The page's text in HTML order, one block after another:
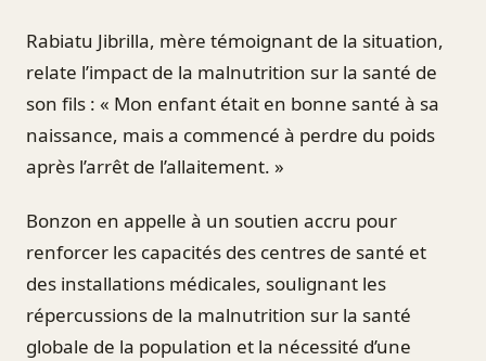
Rabiatu Jibrilla, mère témoignant de la situation,
relate l’impact de la malnutrition sur la santé de
son fils : « Mon enfant était en bonne santé à sa
naissance, mais a commencé à perdre du poids
après l’arrêt de l’allaitement. »
Bonzon en appelle à un soutien accru pour
renforcer les capacités des centres de santé et
des installations médicales, soulignant les
répercussions de la malnutrition sur la santé
globale de la population et la nécessité d’une